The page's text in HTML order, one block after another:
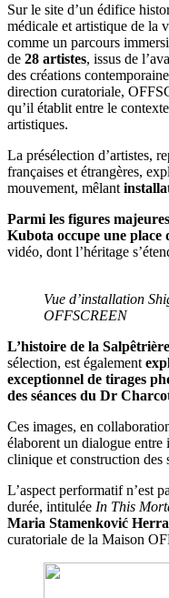
Sur le site d’un édifice
médicale et artistique de la
comme un parcours
de 28 artistes, issus de
des créations
direction curatoriale,
qu’il établit entre le
artistiques.
La présélection d’artistes,
françaises et étrangères,
mouvement, mêlant
Parmi les figures
Kubota occupe une place
vidéo, dont l’héritage
Vue d’installation
OFFSCREEN
L’histoire de la
sélection, est également
exceptionnel de tirages
des séances du Dr
Ces images, en
élaborent un dialogue entre
clinique et construction des
L’aspect performatif n’est
durée, intitulée In This
Maria Stamenković
curatoriale de la Maison